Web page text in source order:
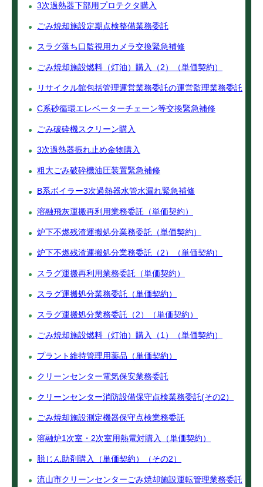
3次過熱器下部用プロテクタ購入
ごみ焼却施設定期点検整備業務委託
スラグ落ち口監視用カメラ交換緊急補修
ごみ焼却施設燃料（灯油）購入（2）（単価契約）
リサイクル館包括管理運営業務委託の運営監理業務委託
C系砂循環エレベーターチェーン等交換緊急補修
ごみ破砕機スクリーン購入
3次過熱器振れ止め金物購入
粗大ごみ破砕機油圧装置緊急補修
B系ボイラー3次過熱器水管水漏れ緊急補修
溶融飛灰運搬再利用業務委託（単価契約）
炉下不燃残渣運搬処分業務委託（単価契約）
炉下不燃残渣運搬処分業務委託（2）（単価契約）
スラグ運搬再利用業務委託（単価契約）
スラグ運搬処分業務委託（単価契約）
スラグ運搬処分業務委託（2）（単価契約）
ごみ焼却施設燃料（灯油）購入（1）（単価契約）
プラント維持管理用薬品（単価契約）
クリーンセンター電気保安業務委託
クリーンセンター消防設備保守点検業務委託(その2）
ごみ焼却施設測定機器保守点検業務委託
溶融炉1次室・2次室用熱電対購入（単価契約）
脱じん助剤購入（単価契約）（その2）
流山市クリーンセンターごみ焼却施設運転管理業務委託